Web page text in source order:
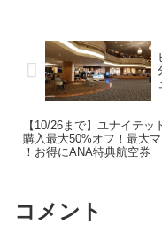
東京ディズニーリゾート®
ィシャルホテルになってい
め...
【10/26まで】ユナイテッ
購入最大50%オフ！最大
！お得にANA特典航空券
コメント